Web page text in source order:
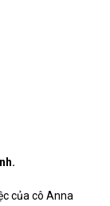
của cô Anna